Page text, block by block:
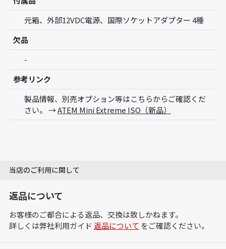
元箱、外部12VDC電源、国際ソケットアダプター 4種
欠品
-
参考リンク
製品情報、別売オプション等はこちらからご確認くだ
さい。 →ATEM Mini Extreme ISO（新品）
当店のご利用に関して
返品について
お客様のご都合による返品、交換は致しかねます。
詳しくは弊社利用ガイド 返品について をご確認ください。